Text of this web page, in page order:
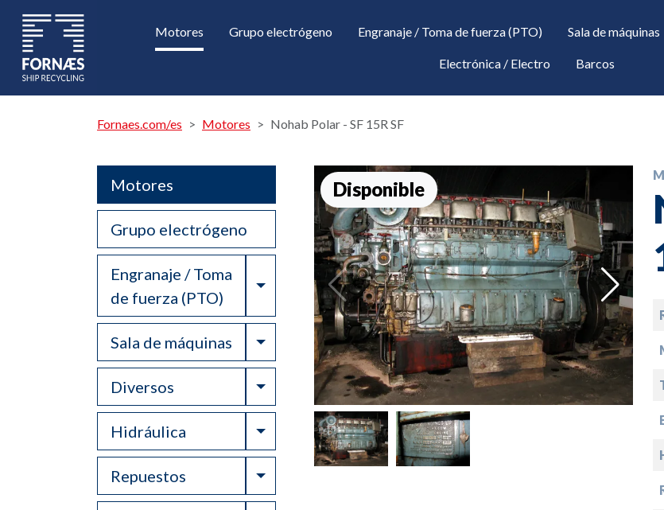
Motores Grupo electrógeno Engranaje / Toma de fuerza (PTO) Sala de máquinas
Electrónica / Electro Barcos
Fornaes.com/es Motores Nohab Polar - SF 15R SF
Motores
Grupo electrógeno
Engranaje / Toma
de fuerza (PTO)
Toggle Dropdown
Sala de máquinas Toggle Dropdown
Diversos Toggle Dropdown
Hidráulica Toggle Dropdown
Repuestos Toggle Dropdown
Disponible